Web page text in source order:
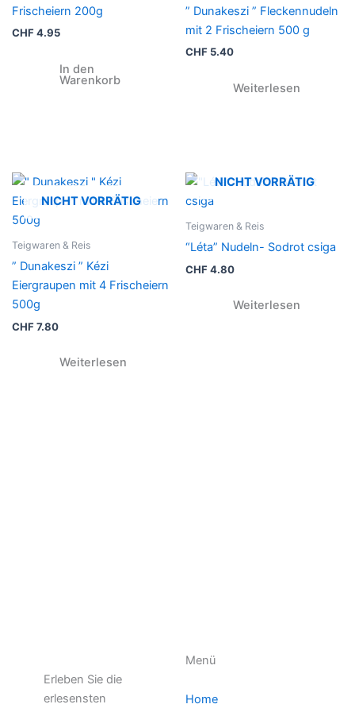
Frischeiern 200g
CHF4.95
In den
Warenkorb
” Dunakeszi ” Fleckennudeln
mit 2 Frischeiern 500 g
CHF 5.40
Weiterlesen
NICHT VORRÄTIG
Teigwaren & Reis
” Dunakeszi ” Kézi
Eiergraupen mit 4 Frischeiern
500g
CHF7.80
Weiterlesen
NICHT VORRÄTIG
Teigwaren & Reis
“Léta” Nudeln- Sodrot csiga
CHF4.80
Weiterlesen
Erleben Sie die
erlesensten
Menü
Home